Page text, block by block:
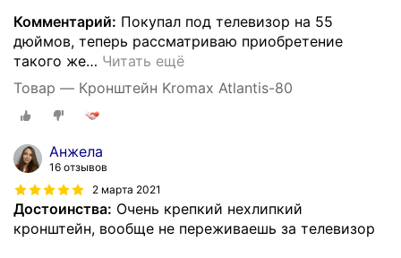
Комментарий: Покупал под телевизор на 55
дюймов, теперь рассматриваю приобретение
такого же… Читать ещё
Товар — Кронштейн Kromax Atlantis-80
Анжела
16 отзывов
2 марта 2021
Достоинства: Очень крепкий нехлипкий
кронштейн, вообще не переживаешь за телевизор